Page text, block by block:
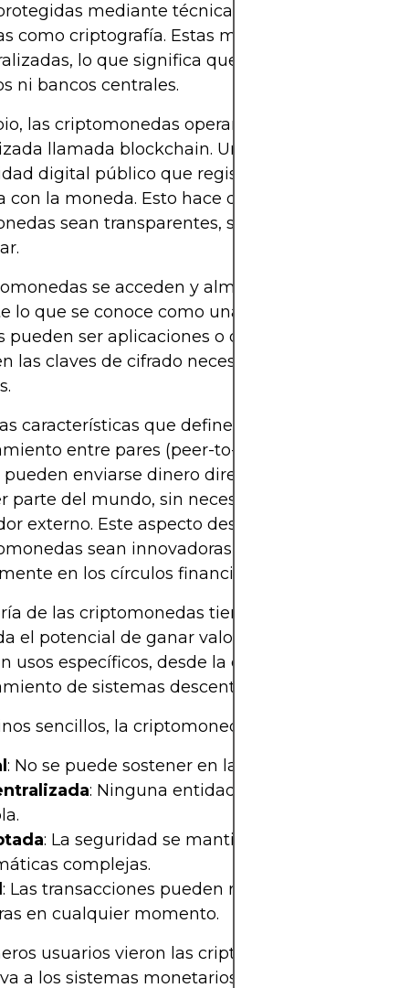
mediante técnicas informáticas
como criptografía. Estas monedas digitales
lo que significa que no están
ni bancos centrales.
las criptomonedas operan mediante una
llamada blockchain. Una blockchain es un
digital público que registra cada transacción
con la moneda. Esto hace que las transacciones
sean transparentes, seguras y difíciles de
se acceden y almacenan digitalmente
lo que se conoce como una billetera digital.
pueden ser aplicaciones o dispositivos de
las claves de cifrado necesarias para enviar y
características que definen a las
entre pares (peer-to-peer). Esto significa
pueden enviarse dinero directamente en línea,
parte del mundo, sin necesidad de un banco ni
externo. Este aspecto descentralizado ha
sean innovadoras y controvertidas,
en los círculos financieros y regulatorios.
de las criptomonedas tienen una oferta
el potencial de ganar valor con el tiempo.
usos específicos, desde la compra de servicios
de sistemas descentralizados complejos.
sencillos, la criptomoneda es:
: No se puede sostener en la mano.
: Ninguna entidad, como un gobierno,
: La seguridad se mantiene rigurosa
complejas.
: Las transacciones pueden realizarse a través de
en cualquier momento.
usuarios vieron las criptomonedas como
a los sistemas monetarios tradicionales,